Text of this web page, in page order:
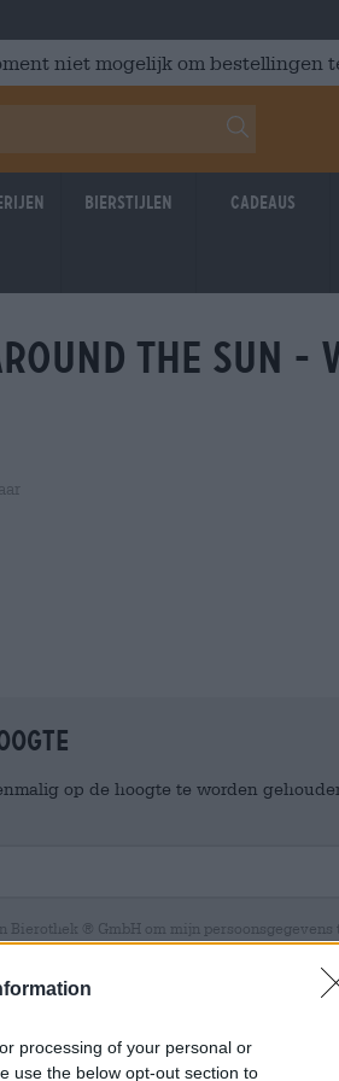
processing of your personal or
use the below opt-out section to
niet mogelijk om bestellingen
Bierstijlen Cadeaus
the sun -
op de hoogte te worden
Bierothek ® GmbH om mijn
klantaccount geeft een overzicht en controle
bewust dat ik deze toestemming te allen
naar shop@bierothek.de. Wij informeren u
rechtmatigheid van de verwerking die op
data